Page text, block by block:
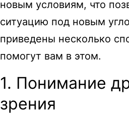
новым условиям, что
ситуацию под новым
приведены несколько
помогут вам в этом.
1. Понимание
зрения